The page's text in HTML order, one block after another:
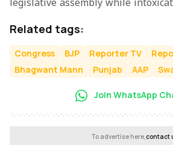
legislative assembly while
Related tags:
Congress BJP Reporter TV
Bhagwant Mann
Punjab AAP
Join WhatsApp
To advertise here,contact